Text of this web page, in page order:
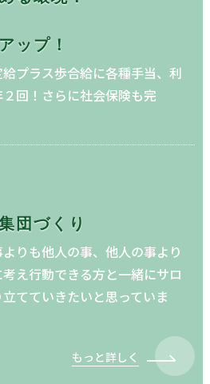
ップ！
プラス歩合給に各種手当、利
回！さらに社会保険も完
団づくり
りも他人の事、他人の事より
え行動できる方と一緒にサロ
てていきたいと思っていま
もっと詳しく